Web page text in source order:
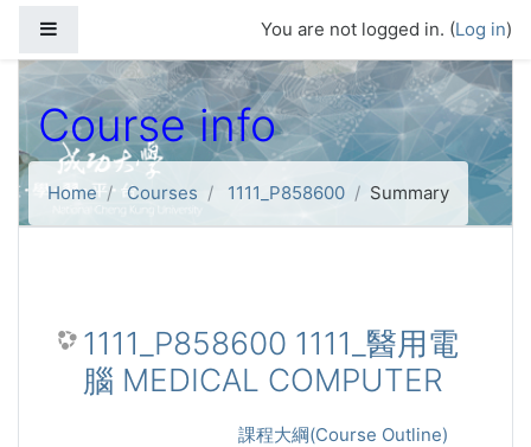
You are not logged in. (Log in)
Course info
Home Courses 1111_P858600 Summary
1111_P858600 1111_醫用電
腦 MEDICAL COMPUTER
課程大綱(Course Outline)